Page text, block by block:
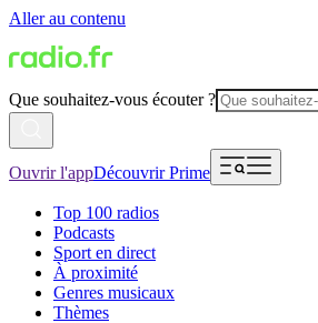
Aller au contenu
Que souhaitez-vous écouter ?
Ouvrir l'appDécouvrir Prime
Top 100 radios
Podcasts
Sport en direct
À proximité
Genres musicaux
Thèmes